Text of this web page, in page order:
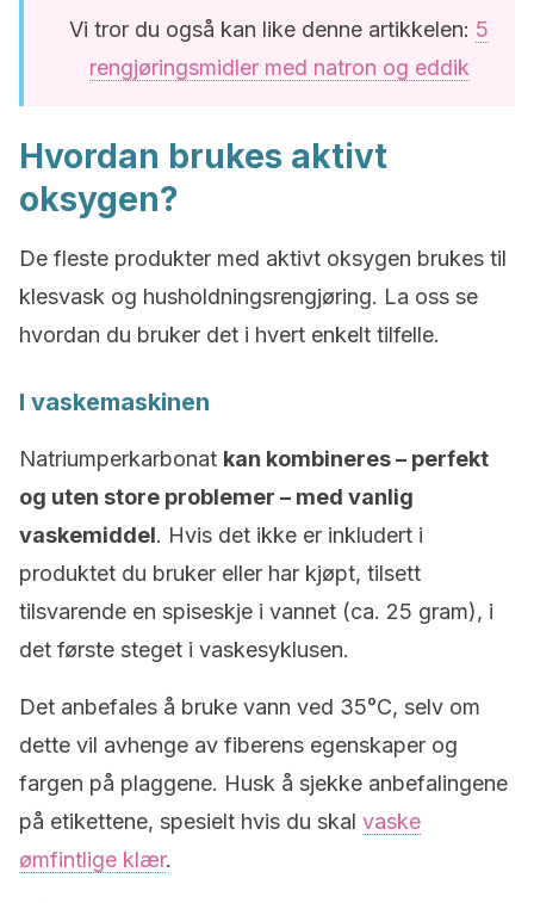
Vi tror du også kan like denne artikkelen: 5
rengjøringsmidler med natron og eddik
Hvordan brukes aktivt
oksygen?
De fleste produkter med aktivt oksygen brukes til
klesvask og husholdningsrengjøring. La oss se
hvordan du bruker det i hvert enkelt tilfelle.
I vaskemaskinen
Natriumperkarbonat kan kombineres – perfekt
og uten store problemer – med vanlig
vaskemiddel. Hvis det ikke er inkludert i
produktet du bruker eller har kjøpt, tilsett
tilsvarende en spiseskje i vannet (ca. 25 gram), i
det første steget i vaskesyklusen.
Det anbefales å bruke vann ved 35°C, selv om
dette vil avhenge av fiberens egenskaper og
fargen på plaggene. Husk å sjekke anbefalingene
på etikettene, spesielt hvis du skal vaske
ømfintlige klær.